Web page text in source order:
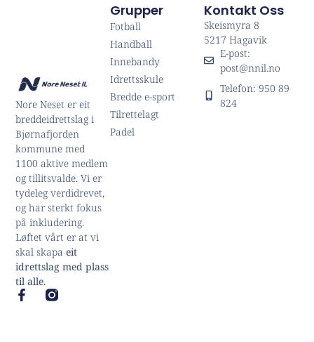
Nore Neset er eit
breddeidrettslag i
Bjørnafjorden
kommune med
1100 aktive medlem
og tillitsvalde. Vi er
tydeleg verdidrevet,
og har sterkt fokus
på inkludering.
Løftet vårt er at vi
skal skapaeit
idrettslag med plass
til alle.
Grupper
Fotball
Handball
Innebandy
Idrettsskule
Bredde e-sport
Tilrettelagt
Padel
Kontakt Oss
Skeismyra 8
5217 Hagavik
E-post:
post@nnil.no
Telefon: 950 89
824